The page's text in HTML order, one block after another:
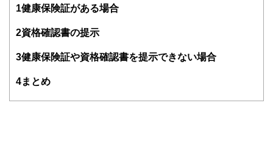
得者を中心に「お金や暮らし」に関する書籍・雑誌の編集経
験者で構成され、企画立案から記事掲載まですべての工程に
1 健康保険証がある場合
2資格確認書の提示
3健康保険証や資格確認書を提示できない場合
4まとめ